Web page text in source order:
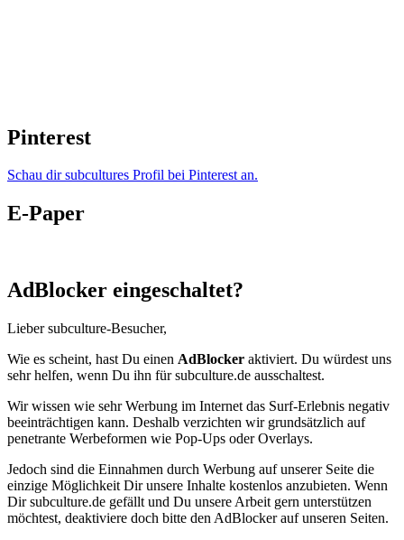
Pinterest
Schau dir subcultures Profil bei Pinterest an.
E-Paper
AdBlocker eingeschaltet?
Lieber subculture-Besucher,
Wie es scheint, hast Du einen AdBlocker aktiviert. Du würdest uns
sehr helfen, wenn Du ihn für subculture.de ausschaltest.
Wir wissen wie sehr Werbung im Internet das Surf-Erlebnis negativ
beeinträchtigen kann. Deshalb verzichten wir grundsätzlich auf
penetrante Werbeformen wie Pop-Ups oder Overlays.
Jedoch sind die Einnahmen durch Werbung auf unserer Seite die
einzige Möglichkeit Dir unsere Inhalte kostenlos anzubieten. Wenn
Dir subculture.de gefällt und Du unsere Arbeit gern unterstützen
möchtest, deaktiviere doch bitte den AdBlocker auf unseren Seiten.